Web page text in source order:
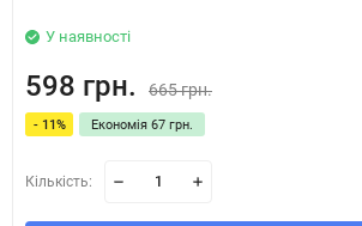
У наявності
598 грн. 665 грн.
- 11% Економія 67 грн.
Кількість: